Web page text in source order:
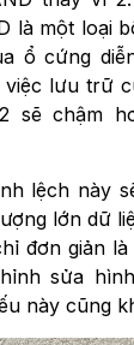
là một loại
ổ cứng
lưu trữ
sẽ chậm
lệch này
lớn dữ
đơn giản
sửa
này cũng